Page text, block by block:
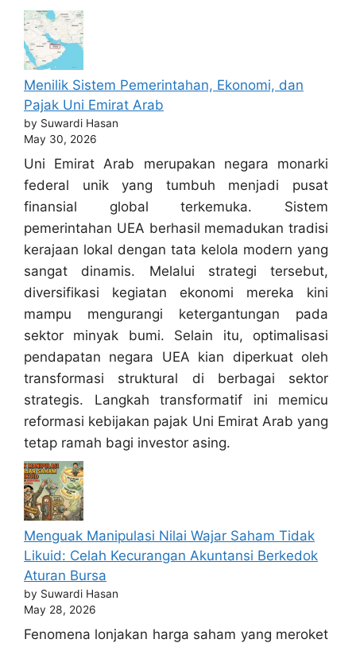
Menilik Sistem Pemerintahan, Ekonomi, dan
Pajak Uni Emirat Arab
by Suwardi Hasan
May 30, 2026
Uni Emirat Arab merupakan negara monarki
federal unik yang tumbuh menjadi pusat
finansial global terkemuka. Sistem
pemerintahan UEA berhasil memadukan tradisi
kerajaan lokal dengan tata kelola modern yang
sangat dinamis. Melalui strategi tersebut,
diversifikasi kegiatan ekonomi mereka kini
mampu mengurangi ketergantungan pada
sektor minyak bumi. Selain itu, optimalisasi
pendapatan negara UEA kian diperkuat oleh
transformasi struktural di berbagai sektor
strategis. Langkah transformatif ini memicu
reformasi kebijakan pajak Uni Emirat Arab yang
tetap ramah bagi investor asing.
Menguak Manipulasi Nilai Wajar Saham Tidak
Likuid: Celah Kecurangan Akuntansi Berkedok
Aturan Bursa
by Suwardi Hasan
May 28, 2026
Fenomena lonjakan harga saham yang meroket